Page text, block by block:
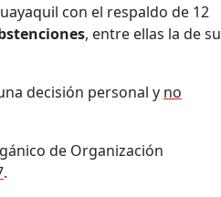
con el respaldo de 12
, entre ellas la de su
decisión personal y no
de Organización
.